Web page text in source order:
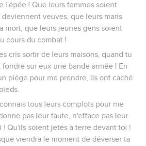
l'épée ! Que leurs femmes soient
veuves, que leurs maris
mort, que leurs jeunes gens soient
cours du combat !
cris sortir de leurs maisons, quand tu
sur eux une bande armée ! En
piège pour me prendre, ils ont caché
tous leurs complots pour me
pas leur faute, n'efface pas leur
! Qu'ils soient jetés à terre devant toi !
viendra le moment de déverser ta